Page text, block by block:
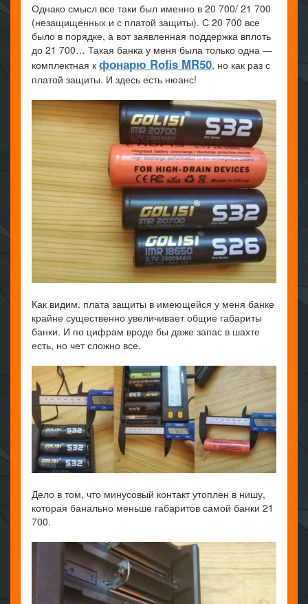
Однако смысл все таки был именно в 20 700/ 21 700
(незащищенных и с платой защиты). С 20 700 все
было в порядке, а вот заявленная поддержка вплоть
до 21 700… Такая банка у меня была только одна —
комплектная к фонарю Rofis MR50, но как раз с
платой защиты. И здесь есть нюанс!
Как видим. плата защиты в имеющейся у меня банке
крайне существенно увеличивает общие габариты
банки. И по цифрам вроде бы даже запас в шахте
есть, но чет сложно все.
Дело в том, что минусовый контакт утоплен в нишу,
которая банально меньше габаритов самой банки 21
700.